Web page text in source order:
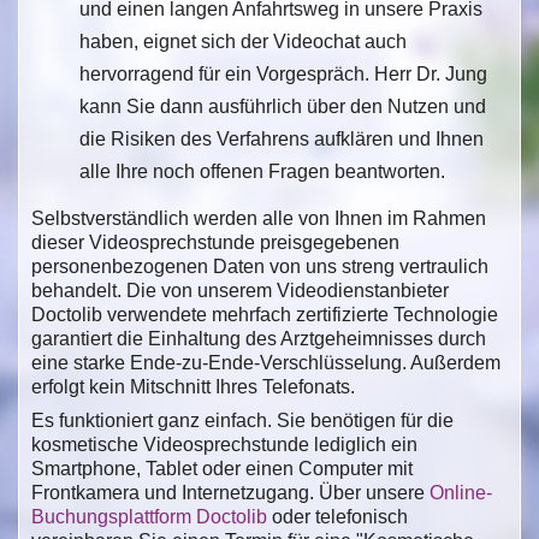
und einen langen Anfahrtsweg in unsere Praxis
haben, eignet sich der Videochat auch
hervorragend für ein Vorgespräch. Herr Dr. Jung
kann Sie dann ausführlich über den Nutzen und
die Risiken des Verfahrens aufklären und Ihnen
alle Ihre noch offenen Fragen beantworten.
Selbstverständlich werden alle von Ihnen im Rahmen
dieser Videosprechstunde preisgegebenen
personenbezogenen Daten von uns streng vertraulich
behandelt. Die von unserem Videodienstanbieter
Doctolib verwendete mehrfach zertifizierte Technologie
garantiert die Einhaltung des Arztgeheimnisses durch
eine starke Ende-zu-Ende-Verschlüsselung. Außerdem
erfolgt kein Mitschnitt Ihres Telefonats.
Es funktioniert ganz einfach. Sie benötigen für die
kosmetische Videosprechstunde lediglich ein
Smartphone, Tablet oder einen Computer mit
Frontkamera und Internetzugang. Über unsere Online-
Buchungsplattform Doctolib oder telefonisch